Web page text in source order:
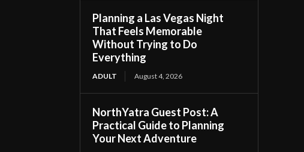
Planning a Las Vegas Night
That Feels Memorable
Without Trying to Do
Everything
ADULT August 4, 2026
NorthYatra Guest Post: A
Practical Guide to Planning
Your Next Adventure